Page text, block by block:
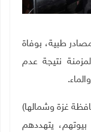
طبية، بوفاة
نتيجة عدم
غزة وشمالها)
يتهددهم